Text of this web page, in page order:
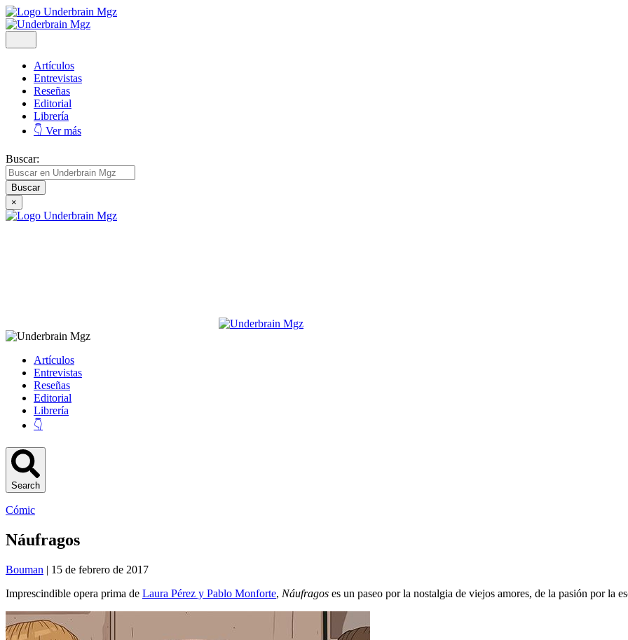
Artículos
Entrevistas
Reseñas
Editorial
Librería
👇 Ver más
Buscar:
×
Artículos
Entrevistas
Reseñas
Editorial
Librería
👇
Search
Cómic
Náufragos
Bouman | 15 de febrero de 2017
Imprescindible opera prima de Laura Pérez y Pablo Monforte, Náufragos es un paseo por la nostalgia de viejos amores, de la pasión por la